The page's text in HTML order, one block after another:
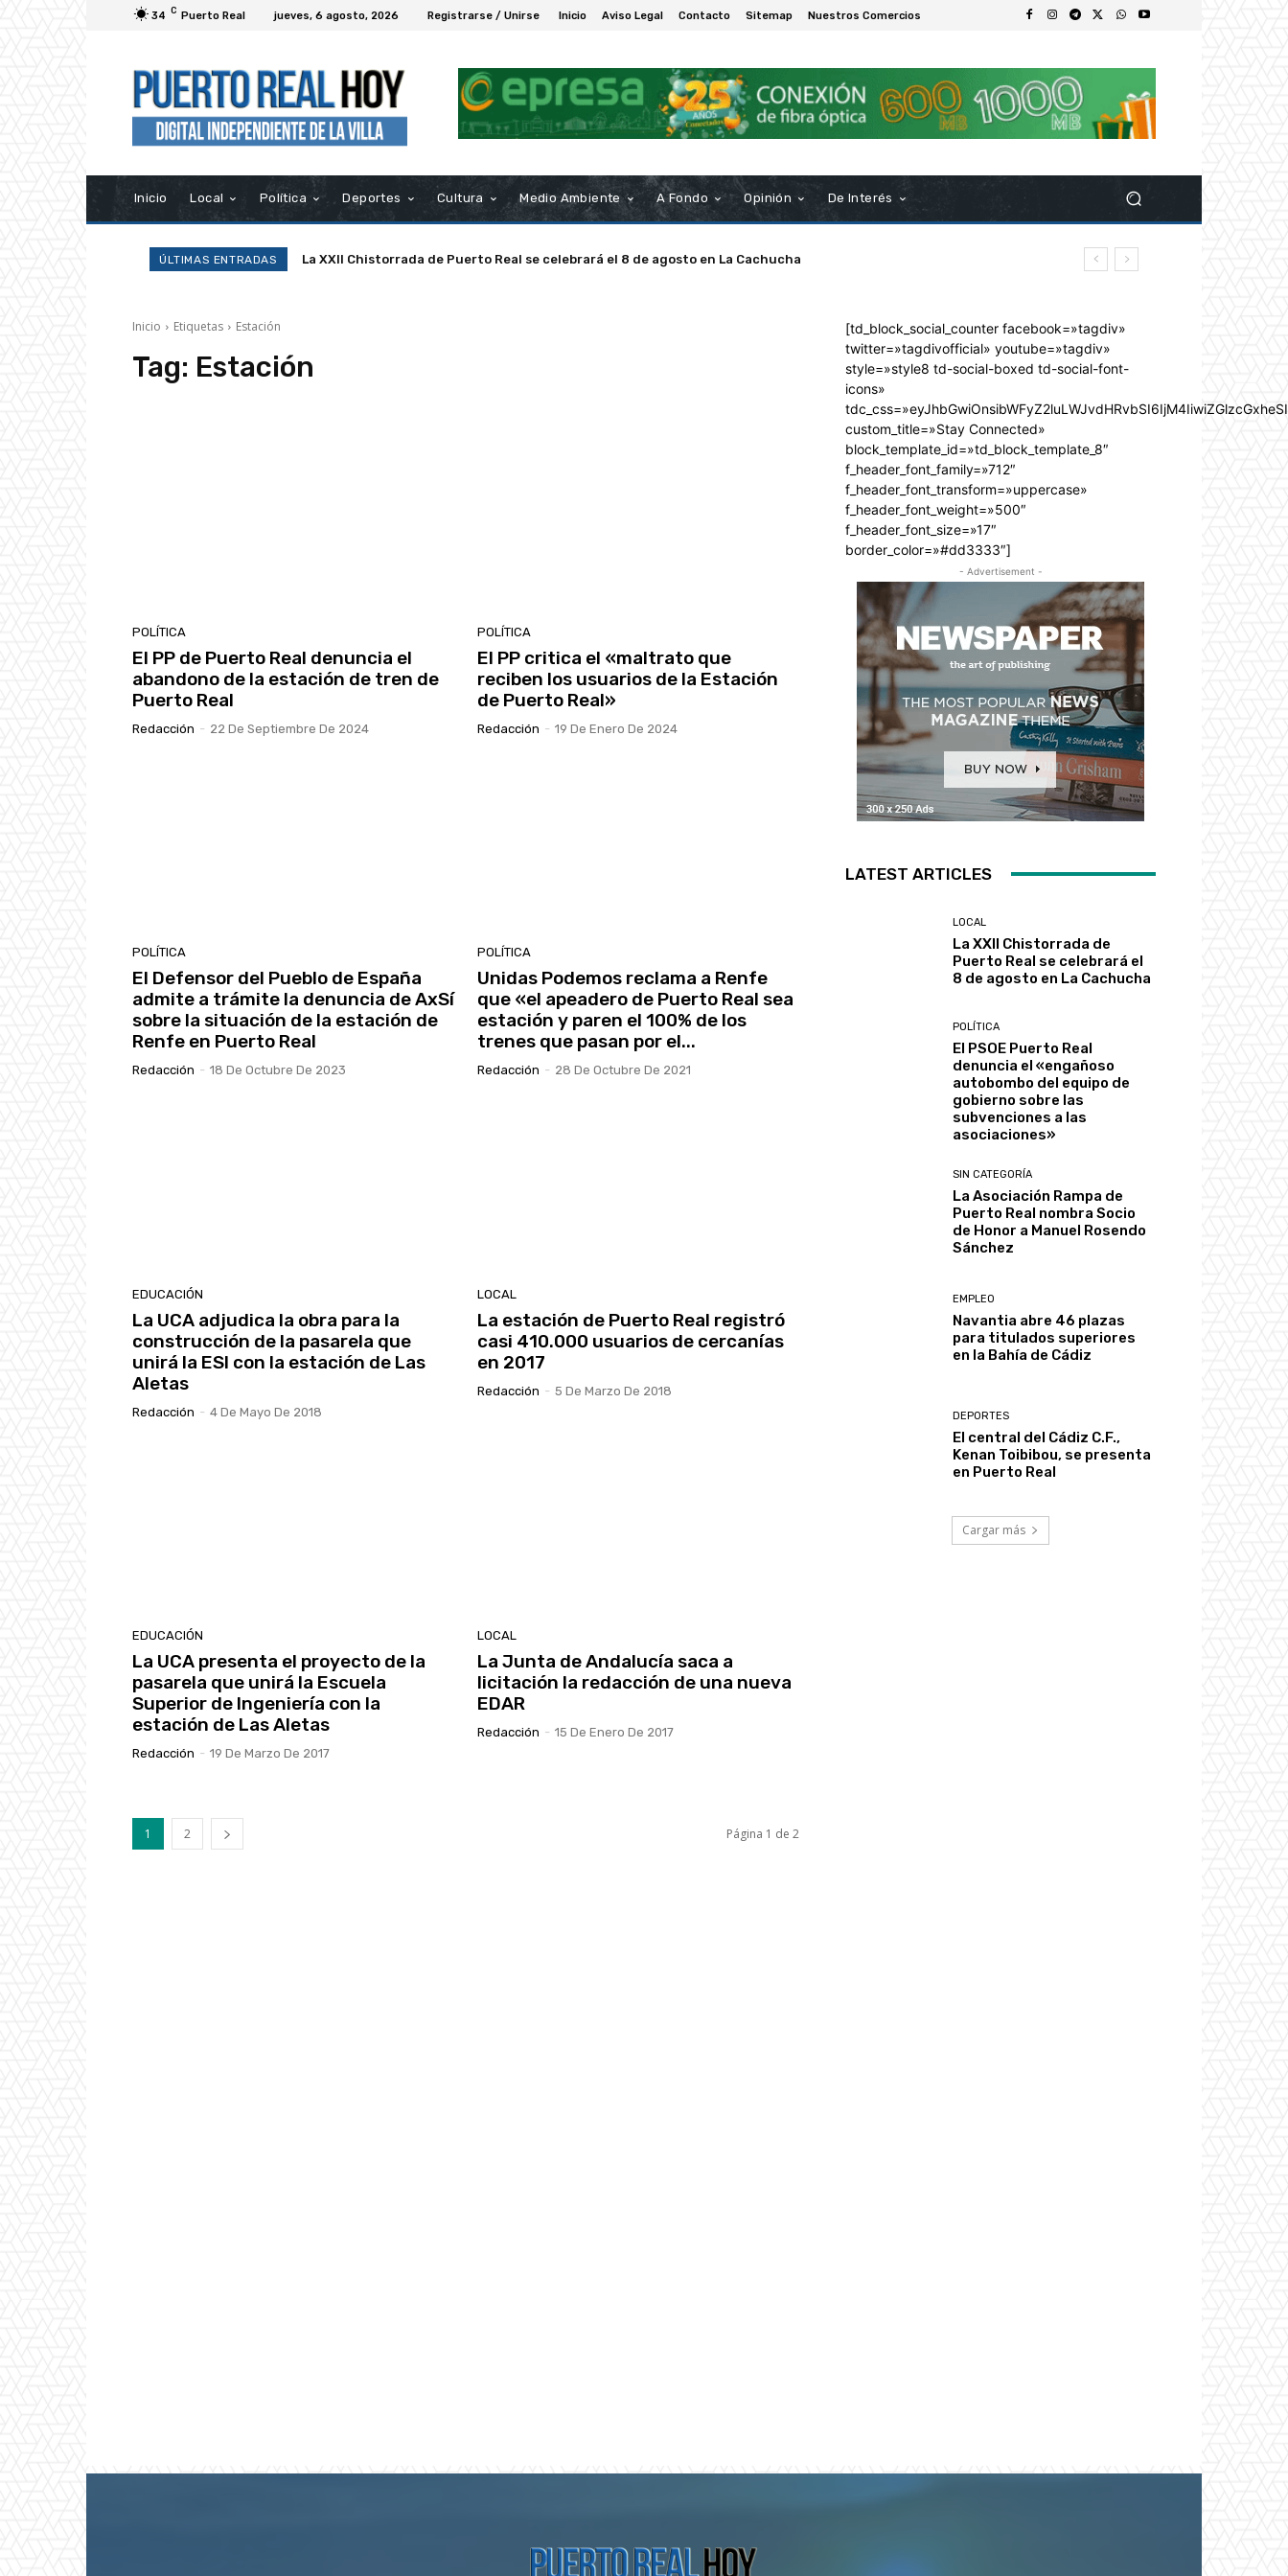
34 C Puerto Real jueves, 6 agosto, 2026 Registrarse / Unirse Inicio Aviso Legal Contacto Sitemap Nuestros Comercios
Inicio Local Política Deportes Cultura Medio Ambiente A Fondo Opinión De Interés
ÚLTIMAS ENTRADAS La XXII Chistorrada de Puerto Real se celebrará el 8 de agosto en La Cachucha
Inicio Etiquetas Estación
Tag: Estación
POLÍTICA
El PP de Puerto Real denuncia el
abandono de la estación de tren de
Puerto Real
Redacción - 22 De Septiembre De 2024
POLÍTICA
El PP critica el «maltrato que
reciben los usuarios de la Estación
de Puerto Real»
Redacción - 19 De Enero De 2024
POLÍTICA
El Defensor del Pueblo de España
admite a trámite la denuncia de AxSí
sobre la situación de la estación de
Renfe en Puerto Real
Redacción - 18 De Octubre De 2023
POLÍTICA
Unidas Podemos reclama a Renfe
que «el apeadero de Puerto Real sea
estación y paren el 100% de los
trenes que pasan por el...
Redacción - 28 De Octubre De 2021
EDUCACIÓN
La UCA adjudica la obra para la
construcción de la pasarela que
unirá la ESI con la estación de Las
Aletas
Redacción - 4 De Mayo De 2018
LOCAL
La estación de Puerto Real registró
casi 410.000 usuarios de cercanías
en 2017
Redacción - 5 De Marzo De 2018
EDUCACIÓN
La UCA presenta el proyecto de la
pasarela que unirá la Escuela
Superior de Ingeniería con la
estación de Las Aletas
Redacción - 19 De Marzo De 2017
LOCAL
La Junta de Andalucía saca a
licitación la redacción de una nueva
EDAR
Redacción - 15 De Enero De 2017
1 2 Página 1 de 2
[td_block_social_counter facebook=»tagdiv»
twitter=»tagdivofficial» youtube=»tagdiv»
style=»style8 td-social-boxed td-social-font-
icons»
custom_title=»Stay Connected»
block_template_id=»td_block_template_8″
f_header_font_family=»712″
f_header_font_transform=»uppercase»
f_header_font_weight=»500″
f_header_font_size=»17″
border_color=»#dd3333″]
- Advertisement -
LATEST ARTICLES
LOCAL
La XXII Chistorrada de
Puerto Real se celebrará el
8 de agosto en La Cachucha
POLÍTICA
El PSOE Puerto Real
denuncia el «engañoso
autobombo del equipo de
gobierno sobre las
subvenciones a las
asociaciones»
SIN CATEGORÍA
La Asociación Rampa de
Puerto Real nombra Socio
de Honor a Manuel Rosendo
Sánchez
EMPLEO
Navantia abre 46 plazas
para titulados superiores
en la Bahía de Cádiz
DEPORTES
El central del Cádiz C.F.,
Kenan Toibibou, se presenta
en Puerto Real
Cargar más